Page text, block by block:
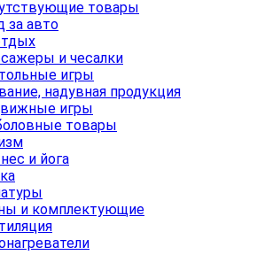
товары
за авто
и чесалки
игры
надувная продукция
игры
товары
и йога
и комплектующие